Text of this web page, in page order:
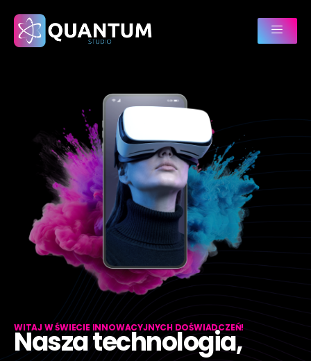
WITAJ W ŚWIECIE INNOWACYJNYCH DOŚWIADCZEŃ!
Nasza technologia,